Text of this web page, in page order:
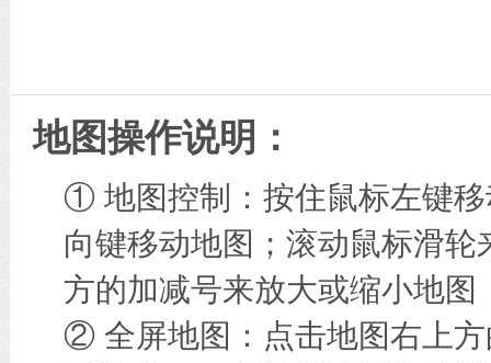
地图操作说明：
① 地图控制：按住鼠标左键
向键移动地图；滚动鼠标滑
方的加减号来放大或缩小地图
② 全屏地图：点击地图右上方